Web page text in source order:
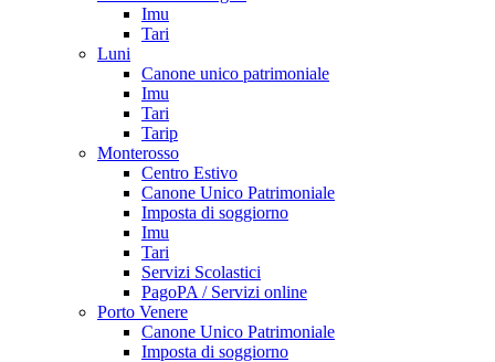
Imu
Tari
Luni
Canone unico patrimoniale
Imu
Tari
Tarip
Monterosso
Centro Estivo
Canone Unico Patrimoniale
Imposta di soggiorno
Imu
Tari
Servizi Scolastici
PagoPA / Servizi online
Porto Venere
Canone Unico Patrimoniale
Imposta di soggiorno